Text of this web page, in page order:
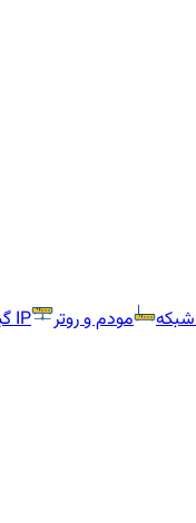
مودم و روتر IP گیت وی